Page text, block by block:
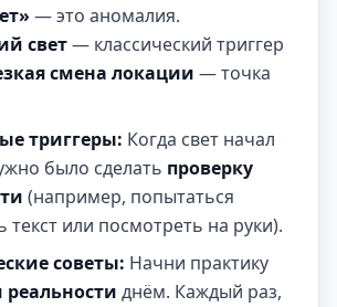
— это аномалия.
свет— классический триггер
смена локации — точка
триггеры: Когда свет начал
было сделать проверку
(например, попытаться
текст или посмотреть на руки).
советы: Начни практику
реальности днём. Каждый раз,